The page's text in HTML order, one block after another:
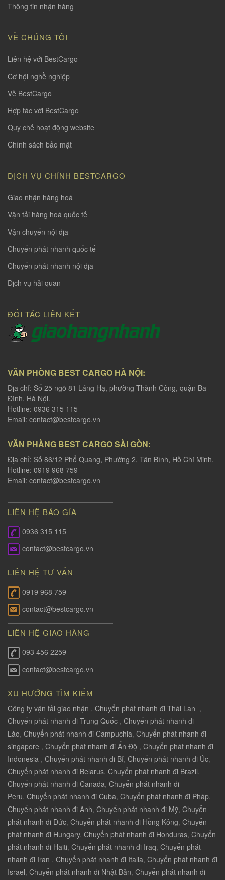
Thông tin nhận hàng
VỀ CHÚNG TÔI
Liên hệ với BestCargo
Cơ hội nghề nghiệp
Về BestCargo
Hợp tác với BestCargo
Quy chế hoạt động website
Chính sách bảo mật
DỊCH VỤ CHÍNH BESTCARGO
Giao nhận hàng hoá
Vận tải hàng hoá quốc tế
Vận chuyển nội địa
Chuyển phát nhanh quốc tế
Chuyển phát nhanh nội địa
Dịch vụ hải quan
ĐỐI TÁC LIÊN KẾT
VĂN PHÒNG BEST CARGO HÀ NỘI:
Địa chỉ: Số 25 ngõ 81 Láng Hạ, phường Thành Công, quận Ba
Đình, Hà Nội.
Hotline: 0936 315 115
Email: contact@bestcargo.vn
VĂN PHÀNG BEST CARGO SÀI GÒN:
Địa chỉ: Số 86/12 Phổ Quang, Phường 2, Tân Bình, Hồ Chí Minh.
Hotline: 0919 968 759
Email: contact@bestcargo.vn
LIÊN HỆ BÁO GÍA
0936 315 115
contact@bestcargo.vn
LIÊN HỆ TƯ VẤN
0919 968 759
contact@bestcargo.vn
LIÊN HỆ GIAO HÀNG
093 456 2259
contact@bestcargo.vn
XU HƯỚNG TÌM KIẾM
Công ty vận tải giao nhận , Chuyển phát nhanh đi Thái Lan ,
Chuyển phát nhanh đi Trung Quốc , Chuyển phát nhanh đi
Lào, Chuyển phát nhanh đi Campuchia, Chuyển phát nhanh đi
singapore , Chuyển phát nhanh đi Ấn Độ , Chuyển phát nhanh đi
Indonesia , Chuyển phát nhanh đi Bỉ, Chuyển phát nhanh đi Úc,
Chuyển phát nhanh đi Belarus, Chuyển phát nhanh đi Brazil,
Chuyển phát nhanh đi Canada, Chuyển phát nhanh đi
Peru, Chuyển phát nhanh đi Cuba, Chuyển phát nhanh đi Pháp,
Chuyển phát nhanh đi Anh, Chuyển phát nhanh đi Mỹ, Chuyển
phát nhanh đi Đức, Chuyển phát nhanh đi Hồng Kông, Chuyển
phát nhanh đi Hungary, Chuyển phát nhanh đi Honduras, Chuyển
phát nhanh đi Haiti, Chuyển phát nhanh đi Iraq, Chuyển phát
nhanh đi Iran , Chuyển phát nhanh đi Italia, Chuyển phát nhanh đi
Israel, Chuyển phát nhanh đi Nhật Bản, Chuyển phát nhanh đi